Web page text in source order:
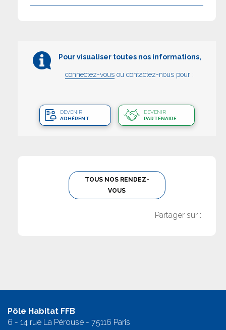
Pour visualiser toutes nos informations,
connectez-vous ou contactez-nous pour :
DEVENIR
ADHÉRENT
DEVENIR
PARTENAIRE
TOUS NOS RENDEZ-
VOUS
Partager sur :
Pôle Habitat FFB
6 - 14 rue La Pérouse - 75116 Paris